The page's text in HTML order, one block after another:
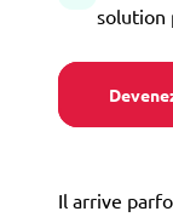
solution
Il arrive